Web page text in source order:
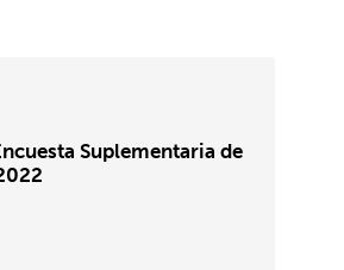
Suplementaria de